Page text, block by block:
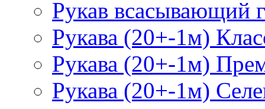
Рукав всасывающий
Рукава (20+-1м)
Рукава (20+-1м)
Рукава (20+-1м)